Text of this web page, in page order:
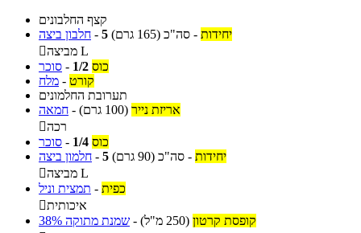
קצף החלבונים
חלבון ביצה - 5 יחידות - סה"כ (165 גרם)

מביצה L
סוכר - 1/2 כוס
מלח - קורט
תערובת החלמונים
חמאה - אריזת נייר (100 גרם)
רכה
סוכר - 1/4 כוס
חלמון ביצה - 5 יחידות - סה"כ (90 גרם)

מביצה L
תמצית וניל - כפית
איכותית
שמנת מתוקה 38% - קופסת קרטון (250 מ"ל)